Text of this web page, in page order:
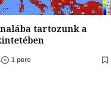
tartozunk a
1 perc